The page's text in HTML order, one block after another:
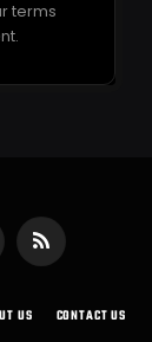
terms
RSS
US CONTACT US